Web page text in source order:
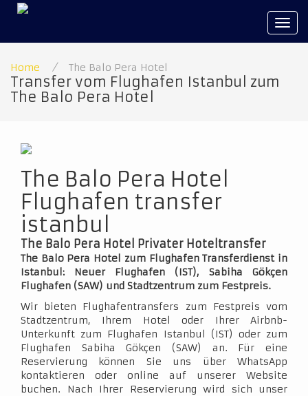
Home / The Balo Pera Hotel
Transfer vom Flughafen Istanbul zum
The Balo Pera Hotel
The Balo Pera Hotel
Flughafen transfer
istanbul
The Balo Pera Hotel Privater Hoteltransfer
The Balo Pera Hotel zum Flughafen Transferdienst in
Istanbul: Neuer Flughafen (IST), Sabiha Gökçen
Flughafen (SAW) und Stadtzentrum zum Festpreis.
Wir bieten Flughafentransfers zum Festpreis vom
Stadtzentrum, Ihrem Hotel oder Ihrer Airbnb-
Unterkunft zum Flughafen Istanbul (IST) oder zum
Flughafen Sabiha Gökçen (SAW) an. Für eine
Reservierung können Sie uns über WhatsApp
kontaktieren oder online auf unserer Website
buchen. Nach Ihrer Reservierung wird sich unser